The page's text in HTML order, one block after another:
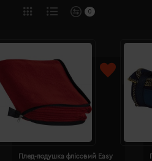
0
Плед-подушка флісовий Easy